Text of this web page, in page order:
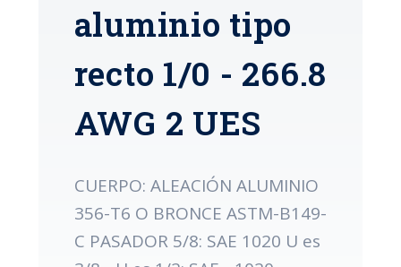
aluminio tipo
recto 1/0 - 266.8
AWG 2 UES
CUERPO: ALEACIÓN ALUMINIO
356-T6 O BRONCE ASTM-B149-
C PASADOR 5/8: SAE 1020 U es